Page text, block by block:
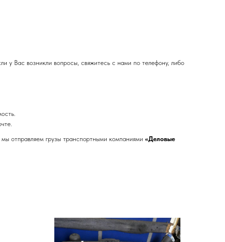
у Вас возникли вопросы, свяжитесь с нами по телефону, либо
отправляем грузы транспортными компаниями «Деловые